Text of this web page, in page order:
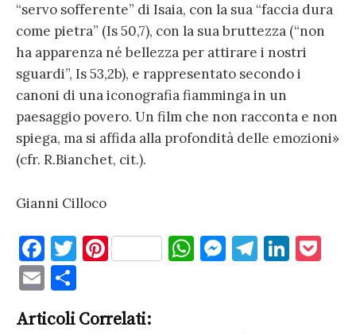
“servo sofferente” di Isaia, con la sua “faccia dura
come pietra” (Is 50,7), con la sua bruttezza (“non
ha apparenza né bellezza per attirare i nostri
sguardi”, Is 53,2b), e rappresentato secondo i
canoni di una iconografia fiamminga in un
paesaggio povero. Un film che non racconta e non
spiega, ma si affida alla profondità delle emozioni»
(cfr. R.Bianchet, cit.).
Gianni Cilloco
F
a
c
e
T
te
Pi
es
W M T Li
E
m
ai n
Articoli Correlati: